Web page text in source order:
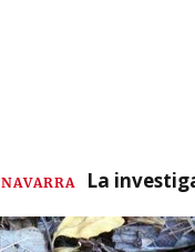
NAVARRA La